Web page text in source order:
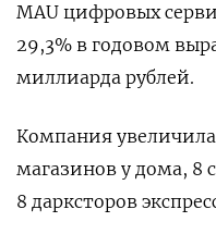
MAU цифровых
29,3% в годовом
миллиарда рублей.
Компания
магазинов у дома, 8
8 дарксторов